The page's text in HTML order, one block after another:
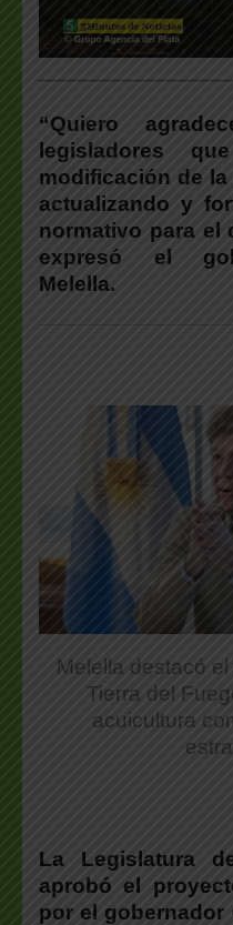
“Quiero
legisladores
modificación de
actualizando y
normativo para el
expresó el
Melella.
Melella destacó
Tierra del
acuicultura
La Legislatura
aprobó el
por el gobernador